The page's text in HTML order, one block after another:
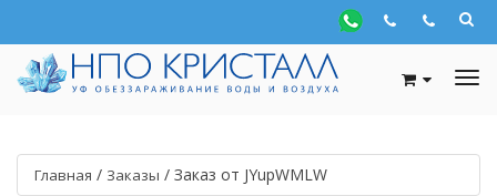
Главная / Заказы / Заказ от JYupWMLW